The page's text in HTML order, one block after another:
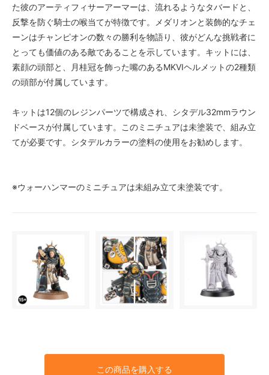
た彼のアーティフィサーアーマーは、流れるようなタバードと、
反撃を防ぐ騎士の喉当てが特徴です。メダリオンと装飾的なチェ
ーンはチャンピオンの数々の勝利を物語り、彼がどんな挑戦者に
とっても価値のある敵であることを示しています。キットには、
素顔の頭部と、月桂冠を飾った嘴のあるMKVIヘルメットの2種類
の頭部が付属しています。
キットは12個のレジンパーツで構成され、シタデル32mmラウン
ドベースが付属しています。このミニチュアは未塗装で、組み立
てが必要です。シタデルカラーの塗料の使用をお勧めします。
※ウォーハンマーのミニチュアは未組み立て未塗装です。
この商品を購入する